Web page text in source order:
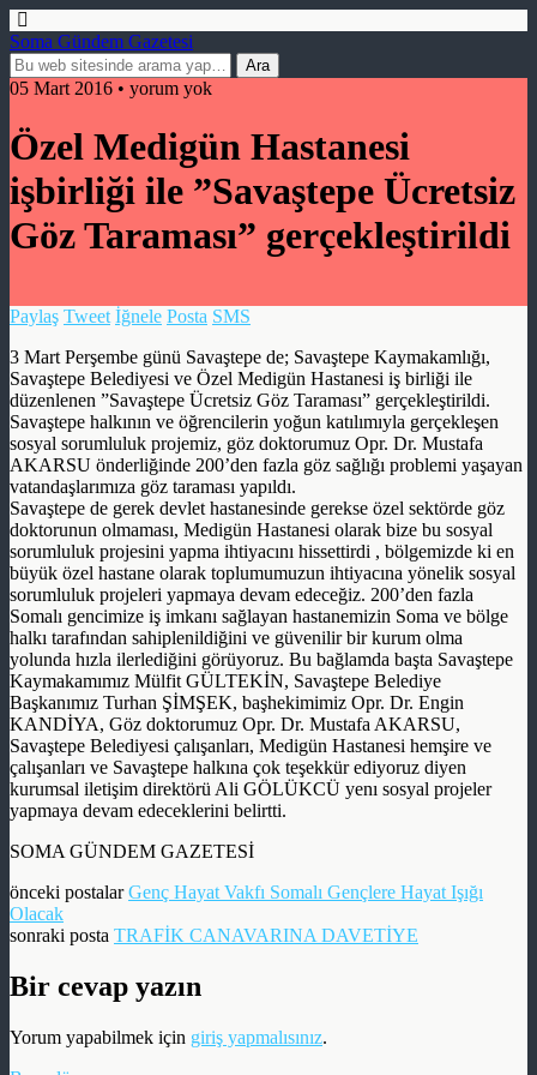
Soma Gündem Gazetesi
05 Mart 2016 • yorum yok
Özel Medigün Hastanesi
işbirliği ile ”Savaştepe Ücretsiz
Göz Taraması” gerçekleştirildi
Paylaş Tweet İğnele Posta SMS
3 Mart Perşembe günü Savaştepe de; Savaştepe Kaymakamlığı,
Savaştepe Belediyesi ve Özel Medigün Hastanesi iş birliği ile
düzenlenen ”Savaştepe Ücretsiz Göz Taraması” gerçekleştirildi.
Savaştepe halkının ve öğrencilerin yoğun katılımıyla gerçekleşen
sosyal sorumluluk projemiz, göz doktorumuz Opr. Dr. Mustafa
AKARSU önderliğinde 200’den fazla göz sağlığı problemi yaşayan
vatandaşlarımıza göz taraması yapıldı.
Savaştepe de gerek devlet hastanesinde gerekse özel sektörde göz
doktorunun olmaması, Medigün Hastanesi olarak bize bu sosyal
sorumluluk projesini yapma ihtiyacını hissettirdi , bölgemizde ki en
büyük özel hastane olarak toplumumuzun ihtiyacına yönelik sosyal
sorumluluk projeleri yapmaya devam edeceğiz. 200’den fazla
Somalı gencimize iş imkanı sağlayan hastanemizin Soma ve bölge
halkı tarafından sahiplenildiğini ve güvenilir bir kurum olma
yolunda hızla ilerlediğini görüyoruz. Bu bağlamda başta Savaştepe
Kaymakamımız Mülfit GÜLTEKİN, Savaştepe Belediye
Başkanımız Turhan ŞİMŞEK, başhekimimiz Opr. Dr. Engin
KANDİYA, Göz doktorumuz Opr. Dr. Mustafa AKARSU,
Savaştepe Belediyesi çalışanları, Medigün Hastanesi hemşire ve
çalışanları ve Savaştepe halkına çok teşekkür ediyoruz diyen
kurumsal iletişim direktörü Ali GÖLÜKCÜ yenı sosyal projeler
yapmaya devam edeceklerini belirtti.
SOMA GÜNDEM GAZETESİ
önceki postalarGenç Hayat Vakfı Somalı Gençlere Hayat Işığı
Olacak
sonraki posta TRAFİK CANAVARINA DAVETİYE
Bir cevap yazın
Yorum yapabilmek için giriş yapmalısınız.